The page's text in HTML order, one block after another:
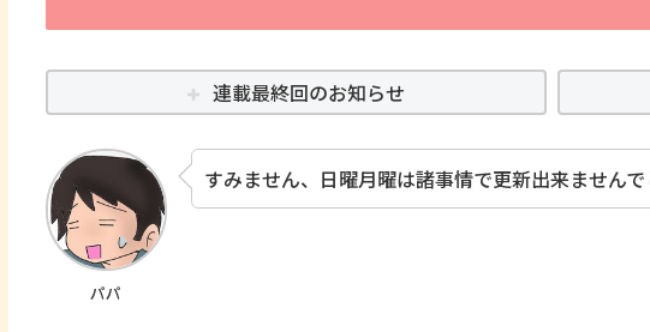
連載最終回のお知らせ
パパ
すみません、日曜月曜は諸事情で更新出来ません